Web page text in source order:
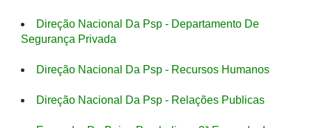
Direção Nacional Da Psp - Departamento De
Segurança Privada
Direção Nacional Da Psp - Recursos Humanos
Direção Nacional Da Psp - Relações Publicas